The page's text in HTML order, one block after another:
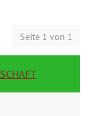
Seite 1 von 1